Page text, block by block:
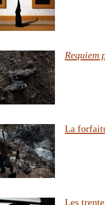
Requiem
La
Les